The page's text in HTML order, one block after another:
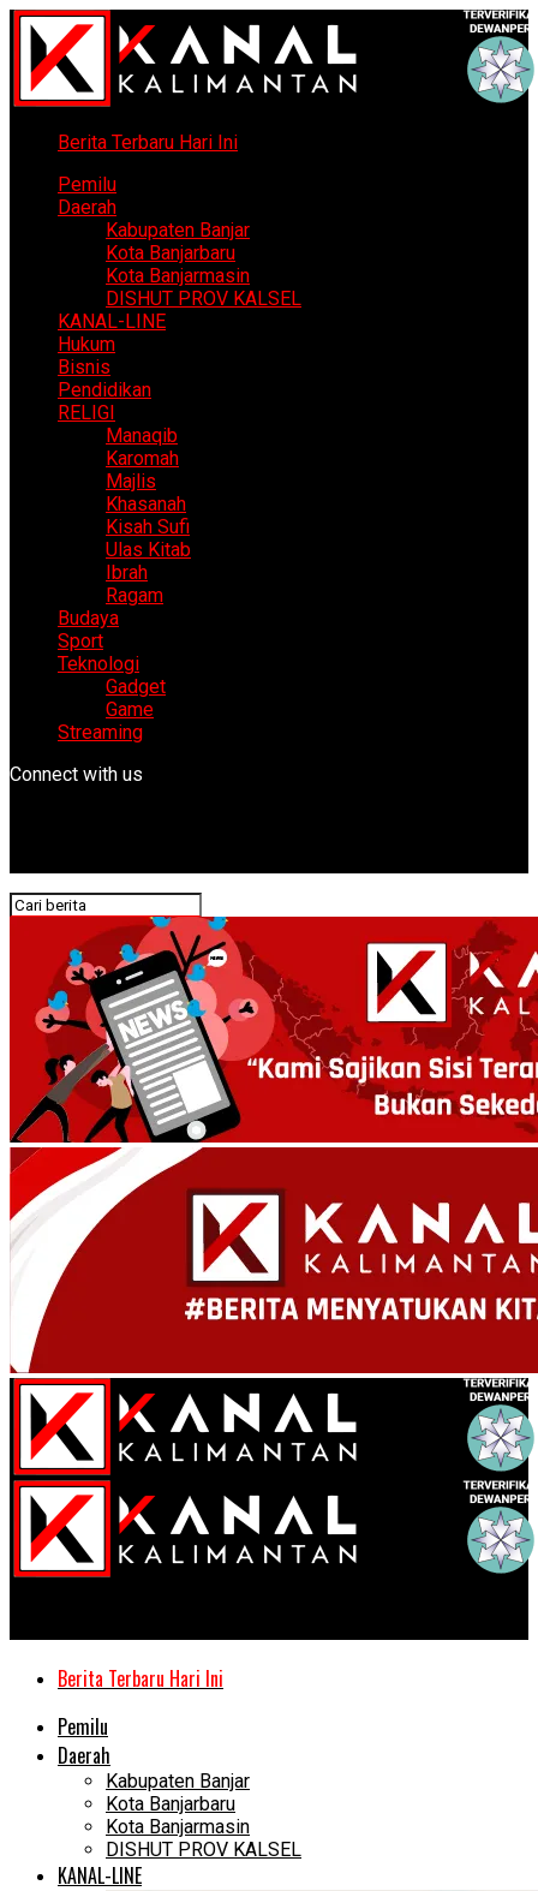
Berita Terbaru Hari Ini
Pemilu
Daerah
Kabupaten Banjar
Kota Banjarbaru
Kota Banjarmasin
DISHUT PROV KALSEL
KANAL-LINE
Hukum
Bisnis
Pendidikan
RELIGI
Manaqib
Karomah
Majlis
Khasanah
Kisah Sufi
Ulas Kitab
Ibrah
Ragam
Budaya
Sport
Teknologi
Gadget
Game
Streaming
Connect with us
Berita Terbaru Hari Ini
Pemilu
Daerah
Kabupaten Banjar
Kota Banjarbaru
Kota Banjarmasin
DISHUT PROV KALSEL
KANAL-LINE